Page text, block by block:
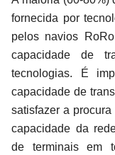
fornecida por
pelos navios
capacidade de
tecnologias. É
capacidade de
satisfazer a
capacidade da
de terminais em